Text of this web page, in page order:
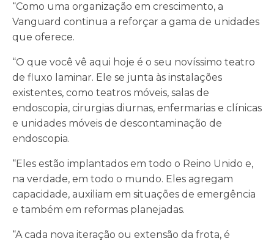
“Como uma organização em crescimento, a
Vanguard continua a reforçar a gama de unidades
que oferece.
“O que você vê aqui hoje é o seu novíssimo teatro
de fluxo laminar. Ele se junta às instalações
existentes, como teatros móveis, salas de
endoscopia, cirurgias diurnas, enfermarias e clínicas
e unidades móveis de descontaminação de
endoscopia.
“Eles estão implantados em todo o Reino Unido e,
na verdade, em todo o mundo. Eles agregam
capacidade, auxiliam em situações de emergência
e também em reformas planejadas.
“A cada nova iteração ou extensão da frota, é